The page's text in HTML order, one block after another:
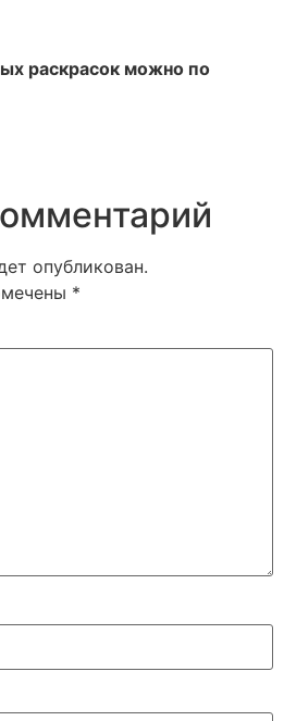
раскрасок можно по
опубликован.
*